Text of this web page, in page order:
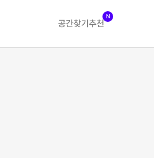
공간찾기 추천
N